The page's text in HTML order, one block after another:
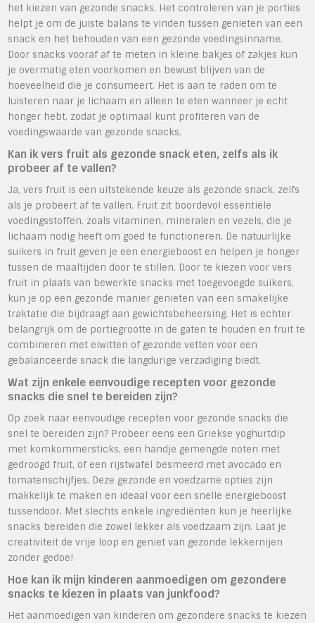
het kiezen van gezonde snacks. Het controleren van je porties
helpt je om de juiste balans te vinden tussen genieten van een
snack en het behouden van een gezonde voedingsinname.
Door snacks vooraf af te meten in kleine bakjes of zakjes kun
je overmatig eten voorkomen en bewust blijven van de
hoeveelheid die je consumeert. Het is aan te raden om te
luisteren naar je lichaam en alleen te eten wanneer je echt
honger hebt, zodat je optimaal kunt profiteren van de
voedingswaarde van gezonde snacks.
Kan ik vers fruit als gezonde snack eten, zelfs als ik
probeer af te vallen?
Ja, vers fruit is een uitstekende keuze als gezonde snack, zelfs
als je probeert af te vallen. Fruit zit boordevol essentiële
voedingsstoffen, zoals vitaminen, mineralen en vezels, die je
lichaam nodig heeft om goed te functioneren. De natuurlijke
suikers in fruit geven je een energieboost en helpen je honger
tussen de maaltijden door te stillen. Door te kiezen voor vers
fruit in plaats van bewerkte snacks met toegevoegde suikers,
kun je op een gezonde manier genieten van een smakelijke
traktatie die bijdraagt aan gewichtsbeheersing. Het is echter
belangrijk om de portiegrootte in de gaten te houden en fruit te
combineren met eiwitten of gezonde vetten voor een
gebalanceerde snack die langdurige verzadiging biedt.
Wat zijn enkele eenvoudige recepten voor gezonde
snacks die snel te bereiden zijn?
Op zoek naar eenvoudige recepten voor gezonde snacks die
snel te bereiden zijn? Probeer eens een Griekse yoghurtdip
met komkommersticks, een handje gemengde noten met
gedroogd fruit, of een rijstwafel besmeerd met avocado en
tomatenschijfjes. Deze gezonde en voedzame opties zijn
makkelijk te maken en ideaal voor een snelle energieboost
tussendoor. Met slechts enkele ingrediënten kun je heerlijke
snacks bereiden die zowel lekker als voedzaam zijn. Laat je
creativiteit de vrije loop en geniet van gezonde lekkernijen
zonder gedoe!
Hoe kan ik mijn kinderen aanmoedigen om gezondere
snacks te kiezen in plaats van junkfood?
Het aanmoedigen van kinderen om gezondere snacks te kiezen